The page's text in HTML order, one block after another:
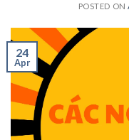
POSTED ON
24
Apr